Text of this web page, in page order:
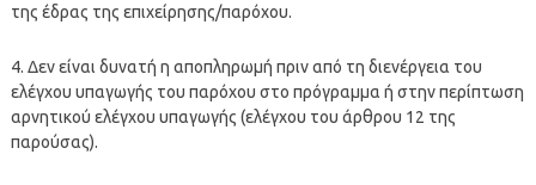
της έδρας της επιχείρησης/παρόχου.
4. Δεν είναι δυνατή η αποπληρωμή πριν από τη διενέργεια του
ελέγχου υπαγωγής του παρόχου στο πρόγραμμα ή στην περίπτωση
αρνητικού ελέγχου υπαγωγής (ελέγχου του άρθρου 12 της
παρούσας).